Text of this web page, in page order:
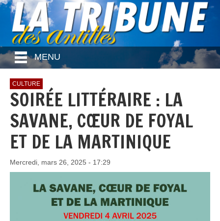
MENU
CULTURE
SOIRÉE LITTÉRAIRE : LA
SAVANE, CŒUR DE FOYAL
ET DE LA MARTINIQUE
Mercredi, mars 26, 2025 - 17:29